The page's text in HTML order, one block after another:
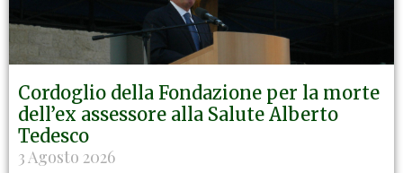
Cordoglio della Fondazione per la morte
dell’ex assessore alla Salute Alberto
Tedesco
3 Agosto 2026